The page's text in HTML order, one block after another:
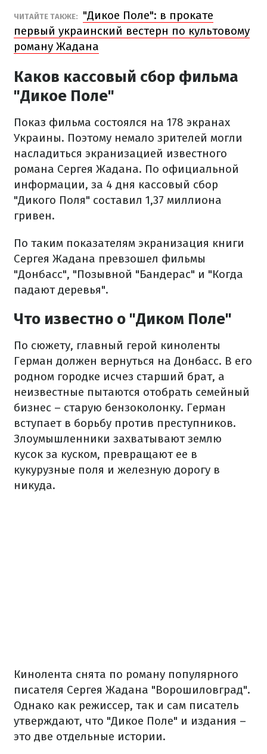
ЧИТАЙТЕ ТАКЖЕ:
"Дикое Поле": в прокате
первый украинский вестерн по культовому
роману Жадана
Каков кассовый сбор фильма
"Дикое Поле"
Показ фильма состоялся на 178 экранах
Украины. Поэтому немало зрителей могли
насладиться экранизацией известного
романа Сергея Жадана. По официальной
информации, за 4 дня кассовый сбор
"Дикого Поля" составил 1,37 миллиона
гривен.
По таким показателям экранизация книги
Сергея Жадана превзошел фильмы
"Донбасс", "Позывной "Бандерас" и "Когда
падают деревья".
Что известно о "Диком Поле"
По сюжету, главный герой киноленты
Герман должен вернуться на Донбасс. В его
родном городке исчез старший брат, а
неизвестные пытаются отобрать семейный
бизнес – старую бензоколонку. Герман
вступает в борьбу против преступников.
Злоумышленники захватывают землю
кусок за куском, превращают ее в
кукурузные поля и железную дорогу в
никуда.
Кинолента снята по роману популярного
писателя Сергея Жадана "Ворошиловград".
Однако как режиссер, так и сам писатель
утверждают, что "Дикое Поле" и издания –
это две отдельные истории.